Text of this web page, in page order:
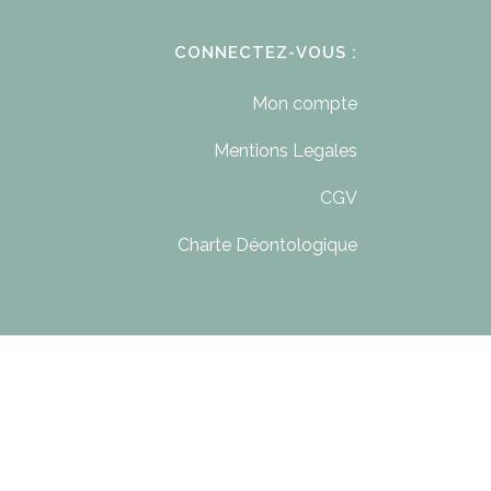
CONNECTEZ-VOUS :
Mon compte
Mentions Legales
CGV
Charte Déontologique